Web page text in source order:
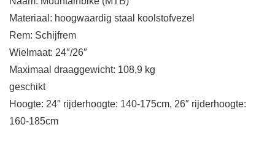
Materiaal: hoogwaardig staal koolstofvezel
Rem: Schijfrem
Wielmaat: 24″/26″
Maximaal draaggewicht: 108,9 kg
geschikt
Hoogte: 24″ rijderhoogte: 140-175cm, 26″ rijderhoogte:
160-185cm